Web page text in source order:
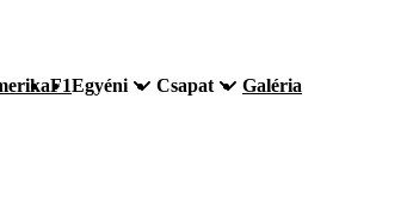
F1Egyéni Csapat Galéria